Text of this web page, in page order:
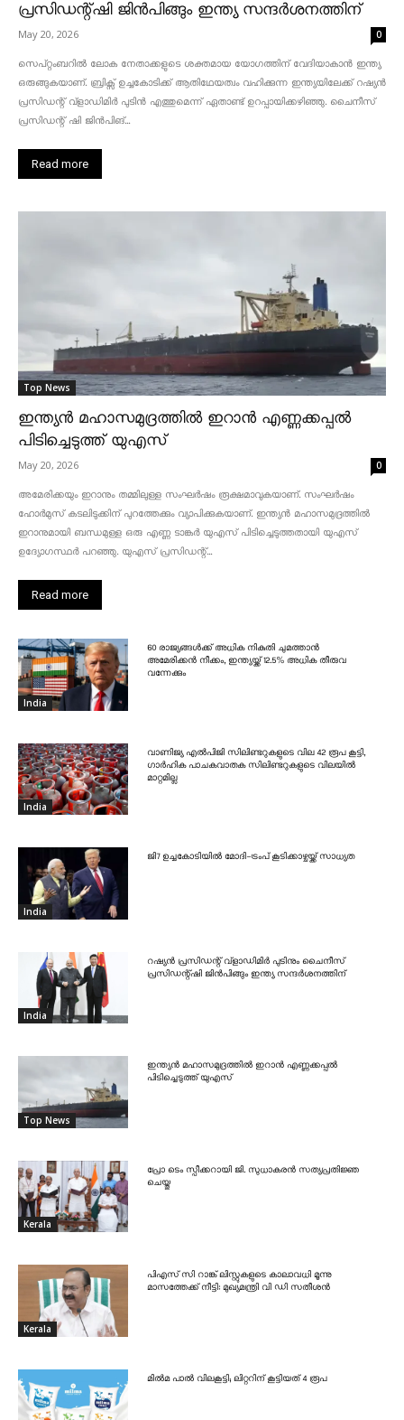
പ്രസിഡന്റ്ഷി ജിൻപിങ്ങും ഇന്ത്യ സന്ദർശനത്തിന്
May 20, 2026 0
സെപ്റ്റംബറിൽ ലോക നേതാക്കളുടെ ശക്തമായ യോഗത്തിന് വേദിയാകാൻ ഇന്ത്യ
ഒരുങ്ങുകയാണ്. ബ്രിക്സ് ഉച്ചകോടിക്ക് ആതിഥേയത്വം വഹിക്കുന്ന ഇന്ത്യയിലേക്ക് റഷ്യൻ
പ്രസിഡന്റ് വ്‌ളാഡിമിർ പുടിൻ എത്തുമെന്ന് ഏതാണ്ട് ഉറപ്പായിക്കഴിഞ്ഞു. ചൈനീസ്
പ്രസിഡന്റ് ഷി ജിൻപിങ്...
Read more
Top News
ഇന്ത്യൻ മഹാസമുദ്രത്തിൽ ഇറാൻ എണ്ണക്കപ്പൽ
പിടിച്ചെടുത്ത് യുഎസ്
May 20, 2026 0
അമേരിക്കയും ഇറാനും തമ്മിലുള്ള സംഘർഷം രൂക്ഷമാവുകയാണ്. സംഘർഷം
ഹോർമുസ് കടലിടുക്കിന് പുറത്തേക്കും വ്യാപിക്കുകയാണ്. ഇന്ത്യൻ മഹാസമുദ്രത്തിൽ
ഇറാനുമായി ബന്ധമുള്ള ഒരു എണ്ണ ടാങ്കർ യുഎസ് പിടിച്ചെടുത്തതായി യുഎസ്
ഉദ്യോഗസ്ഥർ പറഞ്ഞു. യുഎസ് പ്രസിഡന്റ്...
Read more
India
60 രാജ്യങ്ങൾക്ക് അധിക നികുതി ചുമത്താൻ
അമേരിക്കൻ നീക്കം, ഇന്ത്യയ്ക്ക് 12.5% അധിക തീരുവ
വന്നേക്കും
India
വാണിജ്യ എൽപിജി സിലിണ്ടറുകളുടെ വില 42 രൂപ കൂട്ടി,
ഗാർഹിക പാചകവാതക സിലിണ്ടറുകളുടെ വിലയിൽ
മാറ്റമില്ല
India
ജി7 ഉച്ചകോടിയിൽ മോദി-ട്രംപ് കൂടിക്കാഴ്ചയ്ക്ക് സാധ്യത
India
റഷ്യൻ പ്രസിഡന്റ് വ്‌ളാഡിമിർ പുടിനും ചൈനീസ്
പ്രസിഡന്റ്ഷി ജിൻപിങ്ങും ഇന്ത്യ സന്ദർശനത്തിന്
Top News
ഇന്ത്യൻ മഹാസമുദ്രത്തിൽ ഇറാൻ എണ്ണക്കപ്പൽ
പിടിച്ചെടുത്ത് യുഎസ്
Kerala
പ്രോ ടെം സ്പീക്കറായി ജി. സുധാകരൻ സത്യപ്രതിജ്ഞ
ചെയ്തു
Kerala
പിഎസ് സി റാങ്ക് ലിസ്റ്റുകളുടെ കാലാവധി മൂന്നു
മാസത്തേക്ക് നീട്ടി: മുഖ്യമന്ത്രി വി ഡി സതീശൻ
മിൽമ പാൽ വിലകൂട്ടി; ലിറ്ററിന് കൂട്ടിയത് 4 രൂപ